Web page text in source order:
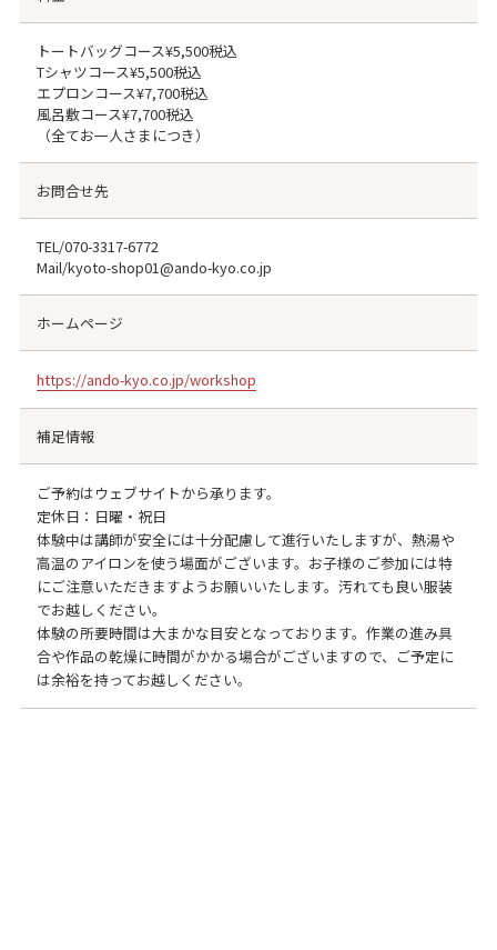
トートバッグコース¥5,500税込
Tシャツコース¥5,500税込
エプロンコース¥7,700税込
風呂敷コース¥7,700税込
（全てお一人さまにつき）
お問合せ先
TEL/070-3317-6772
Mail/kyoto-shop01@ando-kyo.co.jp
ホームページ
https://ando-kyo.co.jp/workshop
補足情報
ご予約はウェブサイトから承ります。
定休日：日曜・祝日
体験中は講師が安全には十分配慮して進行いたしますが、熱湯や
高温のアイロンを使う場面がございます。お子様のご参加には特
にご注意いただきますようお願いいたします。汚れても良い服装
でお越しください。
体験の所要時間は大まかな目安となっております。作業の進み具
合や作品の乾燥に時間がかかる場合がございますので、ご予定に
は余裕を持ってお越しください。